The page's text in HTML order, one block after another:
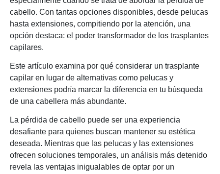
cabello. Con tantas opciones disponibles, desde pelucas
hasta extensiones, compitiendo por la atención, una
opción destaca: el poder transformador de los trasplantes
capilares.
Este artículo examina por qué considerar un trasplante
capilar en lugar de alternativas como pelucas y
extensiones podría marcar la diferencia en tu búsqueda
de una cabellera más abundante.
La pérdida de cabello puede ser una experiencia
desafiante para quienes buscan mantener su estética
deseada. Mientras que las pelucas y las extensiones
ofrecen soluciones temporales, un análisis más detenido
revela las ventajas inigualables de optar por un